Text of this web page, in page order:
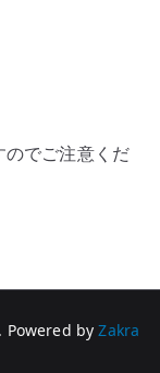
のでご注意くだ
. Powered byZakra